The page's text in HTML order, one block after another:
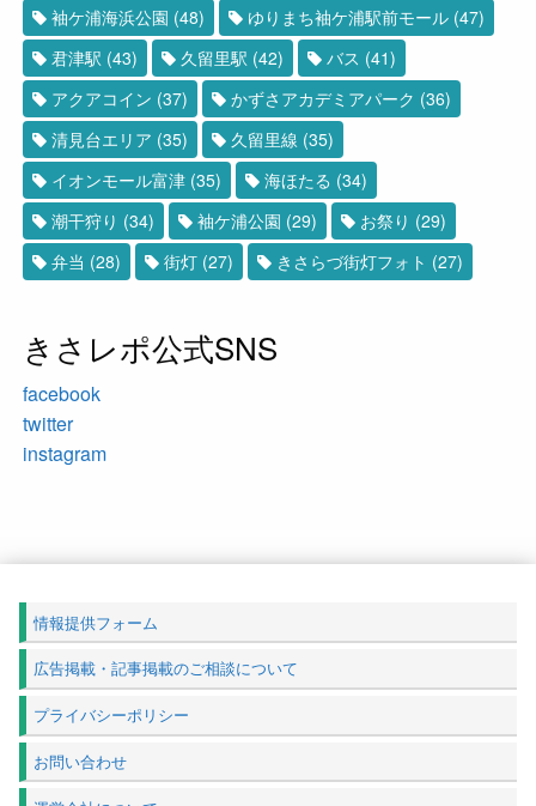
袖ケ浦海浜公園 (48) ゆりまち袖ケ浦駅前モール (47)
君津駅 (43) 久留里駅 (42) バス (41)
アクアコイン (37) かずさアカデミアパーク (36)
清見台エリア (35) 久留里線 (35)
イオンモール富津 (35) 海ほたる (34)
潮干狩り (34) 袖ケ浦公園 (29) お祭り (29)
弁当 (28) 街灯 (27) きさらづ街灯フォト (27)
きさレポ公式SNS
facebook
twitter
instagram
情報提供フォーム
広告掲載・記事掲載のご相談について
プライバシーポリシー
お問い合わせ